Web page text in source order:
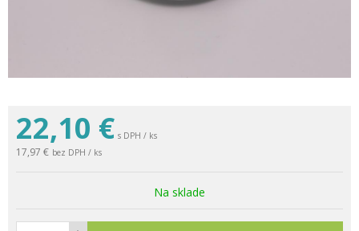
22,10 € s DPH / ks
17,97 € bez DPH / ks
Na sklade